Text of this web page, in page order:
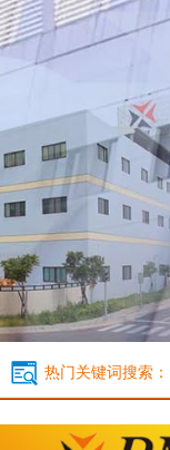
热门关键词搜索：